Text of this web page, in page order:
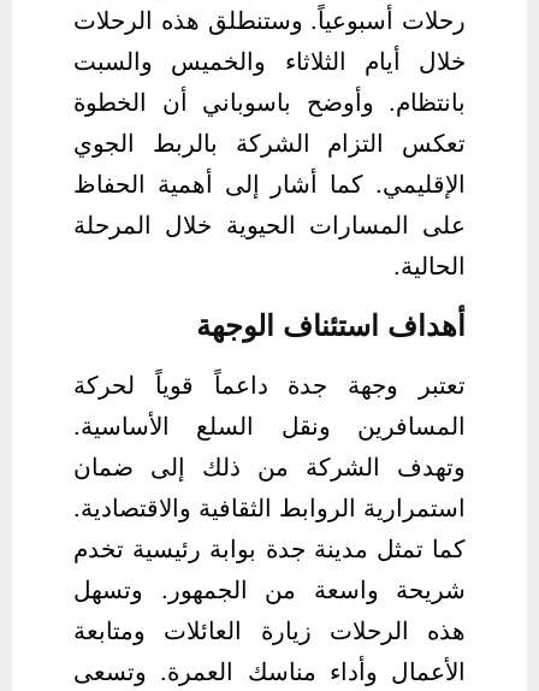
رحلات أسبوعياً. وستنطلق هذه الرحلات
خلال أيام الثلاثاء والخميس والسبت
بانتظام. وأوضح باسوباني أن الخطوة
تعكس التزام الشركة بالربط الجوي
الإقليمي. كما أشار إلى أهمية الحفاظ
على المسارات الحيوية خلال المرحلة
الحالية.
أهداف استئناف الوجهة
تعتبر وجهة جدة داعماً قوياً لحركة
المسافرين ونقل السلع الأساسية.
وتهدف الشركة من ذلك إلى ضمان
استمرارية الروابط الثقافية والاقتصادية.
كما تمثل مدينة جدة بوابة رئيسية تخدم
شريحة واسعة من الجمهور. وتسهل
هذه الرحلات زيارة العائلات ومتابعة
الأعمال وأداء مناسك العمرة. وتسعى